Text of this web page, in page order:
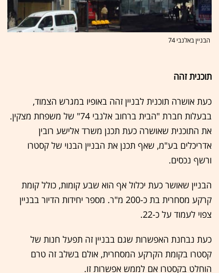
הבניין באלנבי 74
תוכנית זהה
כעת אושרה תוכנית לבניין זהה באופיו במגרש הצמוד,
בבעלות חברת "הבית ברחוב אלנבי 74" של משפחת מצקין.
את התוכנית שאושרה כעת תכנן משרד אלישע רובין
אדריכלים בע"מ, שאף תכנן את הבניין הבנוי של קסטרו
ורשף נכסים.
הבניין שאושר כעת יכלול אף הוא שבע קומות, כולל קומת
קרקע מסחרית בת כ-200 מ"ר. מספר יחידות הדיור בבניין
צפוי לעמוד על כ-22.
כעת נבחנת האפשרות שגם בבניין זה תפעל חנות של
קסטרו בקומת הקרקע המסחרית, אולם בשלב זה טרם
הוחלט בקסטרו אם לממש אפשרות זו.